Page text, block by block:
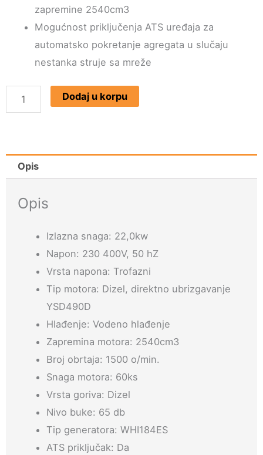
zapremine 2540cm3
Mogućnost priključenja ATS uređaja za
automatsko pokretanje agregata u slučaju
nestanka struje sa mreže
Dizel
Silent
(22
KW)
količina
Dodaj u korpu
Opis
Opis
Izlazna snaga: 22,0kw
Napon: 230 400V, 50 hZ
Vrsta napona: Trofazni
Tip motora: Dizel, direktno ubrizgavanje
YSD490D
Hlađenje: Vodeno hlađenje
Zapremina motora: 2540cm3
Broj obrtaja: 1500 o/min.
Snaga motora: 60ks
Vrsta goriva: Dizel
Nivo buke: 65 db
Tip generatora: WHI184ES
ATS priključak: Da